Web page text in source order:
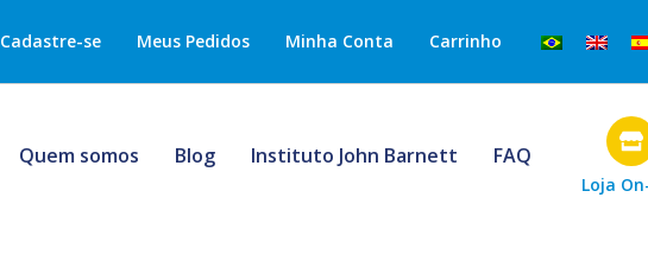
Cadastre-se Meus Pedidos Minha Conta Carrinho
Quem somos Blog Instituto John Barnett FAQ
Loja